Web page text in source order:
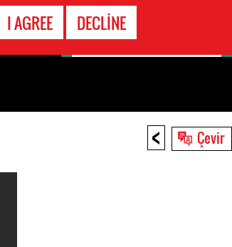
I AGREE DECLINE
< Çevir
ACIL DURUM
HATTI